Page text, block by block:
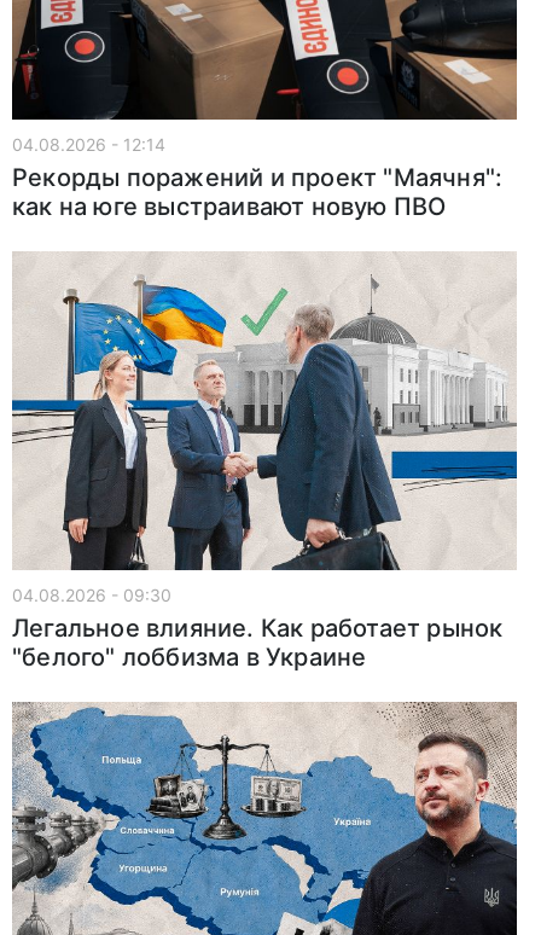
04.08.2026 - 12:14
Рекорды поражений и проект "Маячня":
как на юге выстраивают новую ПВО
04.08.2026 - 09:30
Легальное влияние. Как работает рынок
"белого" лоббизма в Украине